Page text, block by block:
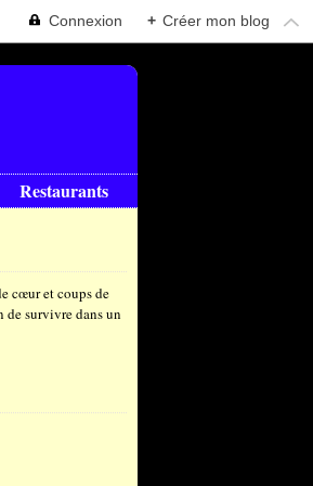
Connexion + Créer mon blog
Restaurants
cœur et coups de
de survivre dans un